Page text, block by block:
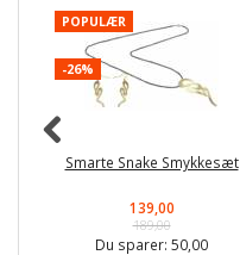
POPULÆR
-26%
Smarte Snake Smykkesæt
139,00
189,00
Du sparer: 50,00